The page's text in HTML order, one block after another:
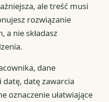
ale treść musi
rozwiązanie
a nie składasz
dane
datę zawarcia
oznaczenie ułatwiające